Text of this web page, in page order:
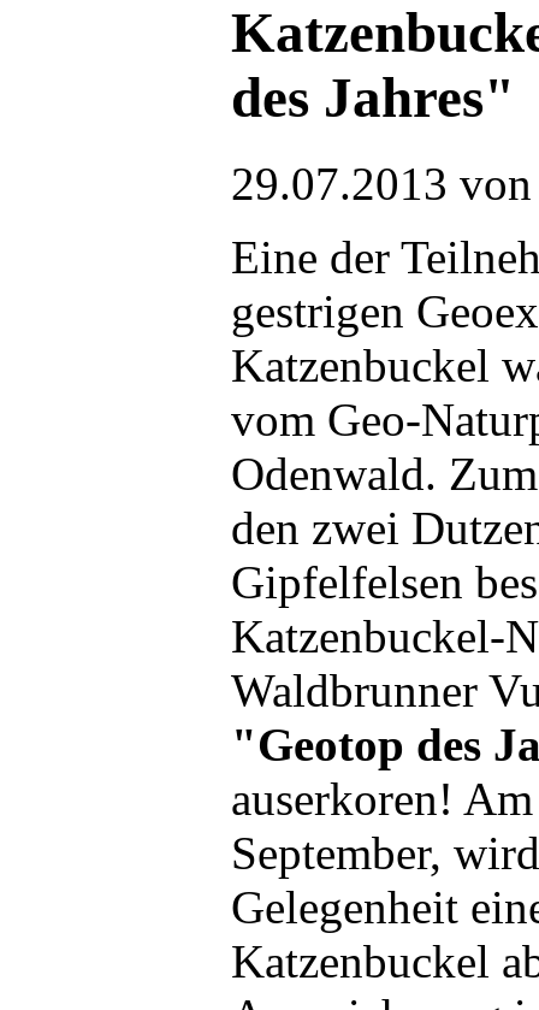
des Jahres"
29.07.2013
Eine der
gestrigen
Katzenbuckel
vom Geo-
Odenwald.
den zwei
Gipfelfelsen
Katzenbuckel-
Waldbrunner
"Geotop des
auserkoren!
September,
Gelegenheit
Katzenbuckel